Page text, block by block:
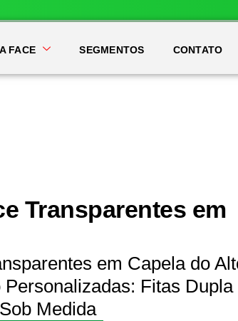
FACE SEGMENTOS CONTATO
Transparentes em
em Capela do
Fitas Dupla
Medida